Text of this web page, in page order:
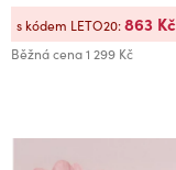
Běžná cena1 299 Kč
s kódem LETO20:863 Kč